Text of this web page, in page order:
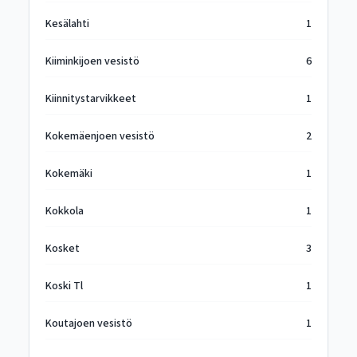
Kesälahti 1
Kiiminkijoen vesistö 6
Kiinnitystarvikkeet 1
Kokemäenjoen vesistö 2
Kokemäki 1
Kokkola 1
Kosket 3
Koski Tl 1
Koutajoen vesistö 1